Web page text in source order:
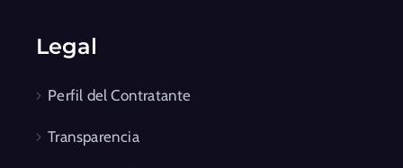
Legal
Perfil del Contratante
Transparencia